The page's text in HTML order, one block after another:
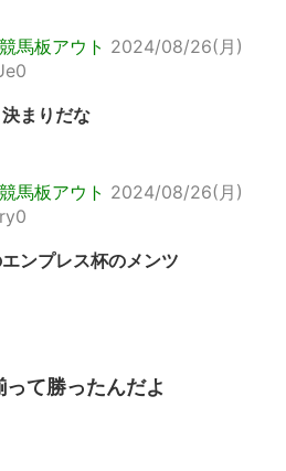
馬板アウト 2024/08/26(月)
まりだな
馬板アウト 2024/08/26(月)
ンプレス杯のメンツ
て勝ったんだよ